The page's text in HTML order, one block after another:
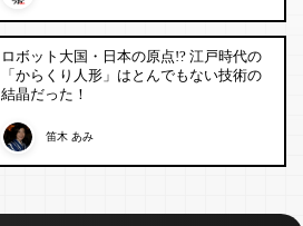
ロボット大国・日本の原点!? 江戸時代の
「からくり人形」はとんでもない技術の
結晶だった！
笛木 あみ